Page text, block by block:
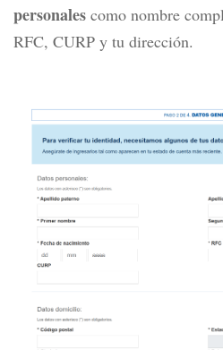
personales como nombre
RFC, CURP y tu dirección.